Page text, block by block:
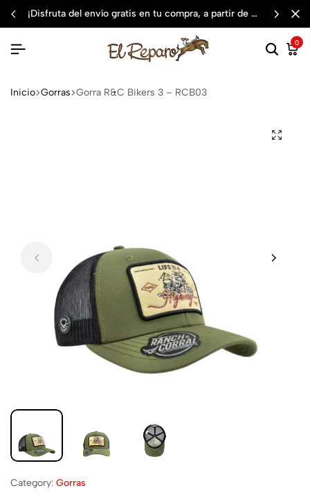
¡disfruta del envío gratis en tu compra, a partir de $3,000 mxn
0
Inicio Gorras Gorra R&C Bikers 3 – RCB03
Category: Gorras